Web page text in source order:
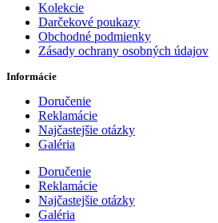
Kolekcie
Darčekové poukazy
Obchodné podmienky
Zásady ochrany osobných údajov
Informácie
Doručenie
Reklamácie
Najčastejšie otázky
Galéria
Doručenie
Reklamácie
Najčastejšie otázky
Galéria